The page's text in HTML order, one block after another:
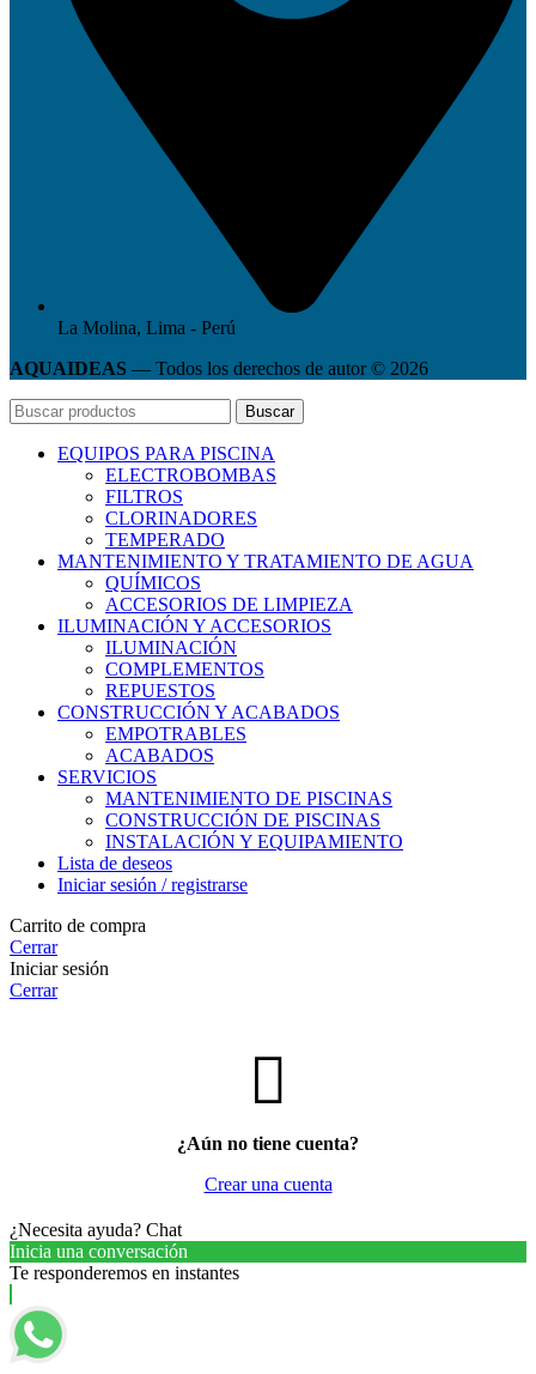
La Molina, Lima - Perú
AQUAIDEAS — Todos los derechos de autor © 2026
Buscar
EQUIPOS PARA PISCINA
ELECTROBOMBAS
FILTROS
CLORINADORES
TEMPERADO
MANTENIMIENTO Y TRATAMIENTO DE AGUA
QUÍMICOS
ACCESORIOS DE LIMPIEZA
ILUMINACIÓN Y ACCESORIOS
ILUMINACIÓN
COMPLEMENTOS
REPUESTOS
CONSTRUCCIÓN Y ACABADOS
EMPOTRABLES
ACABADOS
SERVICIOS
MANTENIMIENTO DE PISCINAS
CONSTRUCCIÓN DE PISCINAS
INSTALACIÓN Y EQUIPAMIENTO
Lista de deseos
Iniciar sesión / registrarse
Carrito de compra
Cerrar
Iniciar sesión
Cerrar
¿Aún no tiene cuenta?
Crear una cuenta
¿Necesita ayuda? Chat
Inicia una conversación
Te responderemos en instantes